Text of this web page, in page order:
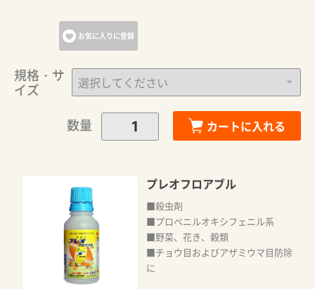
お気に入りに登録
規格・サ
イズ
数量
カートに入れる
プレオフロアブル
■殺虫剤
■プロペニルオキシフェニル系
■野菜、花き、穀類
■チョウ目およびアザミウマ目防除
に